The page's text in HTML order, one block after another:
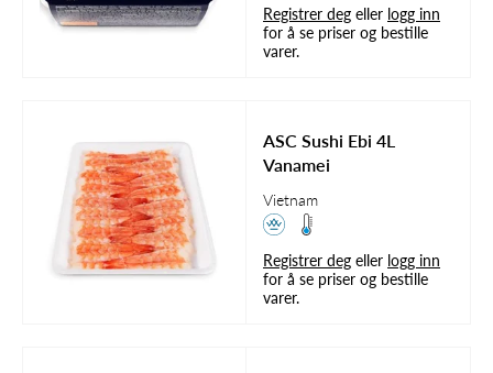
Registrer deg eller logg inn
for å se priser og bestille
varer.
ASC Sushi Ebi 4L
Vanamei
Vietnam
Registrer deg eller logg inn
for å se priser og bestille
varer.